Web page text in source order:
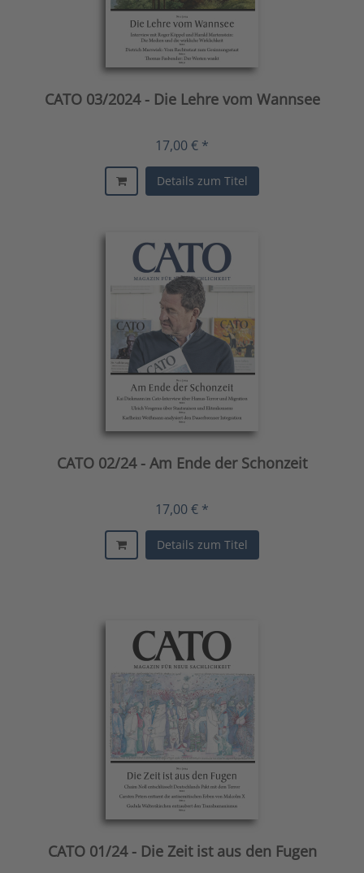
CATO 03/2024 - Die Lehre vom Wannsee
17,00 € *
Details zum Titel
CATO 02/24 - Am Ende der Schonzeit
17,00 € *
Details zum Titel
CATO 01/24 - Die Zeit ist aus den Fugen